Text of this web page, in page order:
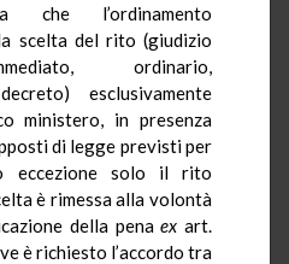
che l’ordinamento
scelta del rito (giudizio
ordinario,
esclusivamente
ministero, in presenza
di legge previsti per
eccezione solo il rito
è rimessa alla volontà
della penaex art.
è richiesto l’accordo tra